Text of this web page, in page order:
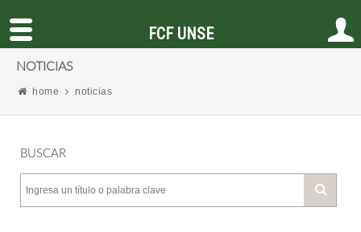
NOTICIAS
home noticias
BUSCAR
FCF UNSE